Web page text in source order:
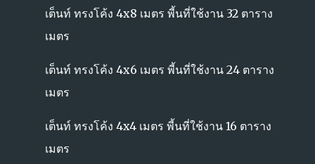
เต็นท์ ทรงโค้ง 4x8 เมตร พี้นที่ใช้งาน 32 ตาราง
เมตร
เต็นท์ ทรงโค้ง 4x6 เมตร พี้นที่ใช้งาน 24 ตาราง
เมตร
เต็นท์ ทรงโค้ง 4x4 เมตร พี้นที่ใช้งาน 16 ตาราง
เมตร